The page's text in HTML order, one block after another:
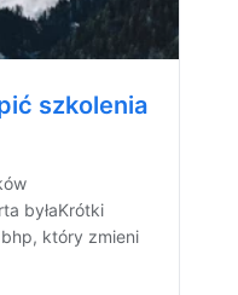
szkolenia
byłaKrótki
który zmieni